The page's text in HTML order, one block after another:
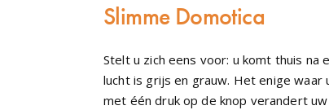
Slimme Domotica
Stelt u zich eens voor: u komt thuis
lucht is grijs en grauw. Het enige waar
met één druk op de knop verandert